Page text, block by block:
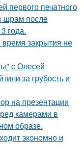
первого печатного
шрам после
года.
закрытия не
с Олесей
за грубость и
на презентации
камерами в
образе.
экономно и